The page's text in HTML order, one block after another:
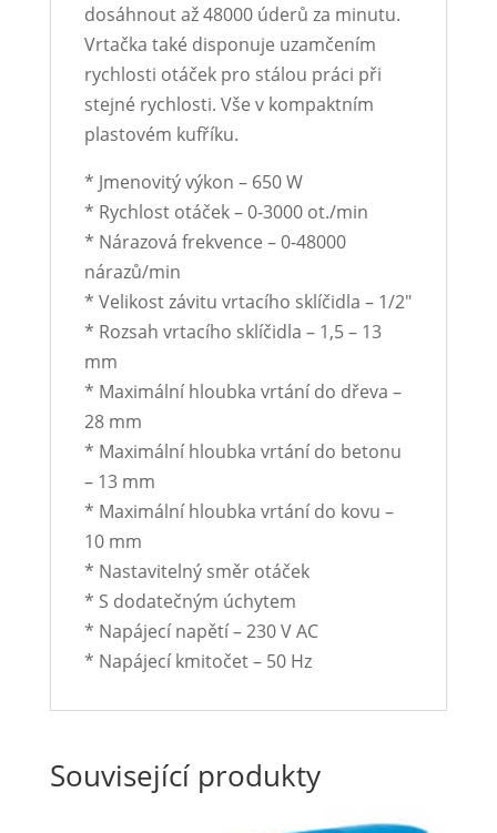
dosáhnout až 48000 úderů za minutu.
Vrtačka také disponuje uzamčením
rychlosti otáček pro stálou práci při
stejné rychlosti. Vše v kompaktním
plastovém kufříku.
* Jmenovitý výkon – 650 W
* Rychlost otáček – 0-3000 ot./min
* Nárazová frekvence – 0-48000
nárazů/min
* Velikost závitu vrtacího sklíčidla – 1/2″
* Rozsah vrtacího sklíčidla – 1,5 – 13
mm
* Maximální hloubka vrtání do dřeva –
28 mm
* Maximální hloubka vrtání do betonu
– 13 mm
* Maximální hloubka vrtání do kovu –
10 mm
* Nastavitelný směr otáček
* S dodatečným úchytem
* Napájecí napětí – 230 V AC
* Napájecí kmitočet – 50 Hz
Související produkty